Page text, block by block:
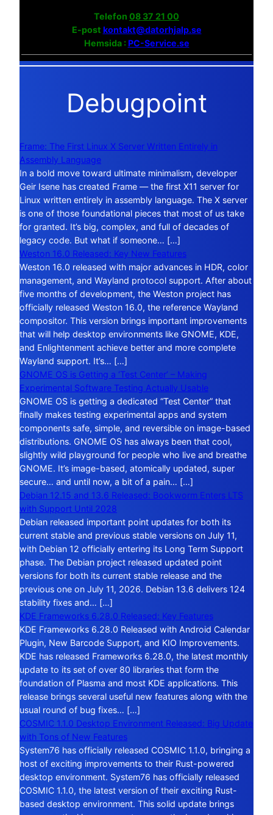
Telefon 08 37 21 00
E-post kontakt@datorhjalp.se
Hemsida :PC-Service.se
Debugpoint
Frame: The First Linux X Server Written Entirely in
Assembly Language
In a bold move toward ultimate minimalism, developer
Geir Isene has created Frame — the first X11 server for
Linux written entirely in assembly language. The X server
is one of those foundational pieces that most of us take
for granted. It’s big, complex, and full of decades of
legacy code. But what if someone… […]
Weston 16.0 Released: Key New Features
Weston 16.0 released with major advances in HDR, color
management, and Wayland protocol support. After about
five months of development, the Weston project has
officially released Weston 16.0, the reference Wayland
compositor. This version brings important improvements
that will help desktop environments like GNOME, KDE,
and Enlightenment achieve better and more complete
Wayland support. It’s… […]
GNOME OS is Getting a ‘Test Center’ – Making
Experimental Software Testing Actually Usable
GNOME OS is getting a dedicated “Test Center” that
finally makes testing experimental apps and system
components safe, simple, and reversible on image-based
distributions. GNOME OS has always been that cool,
slightly wild playground for people who live and breathe
GNOME. It’s image-based, atomically updated, super
secure… and until now, a bit of a pain… […]
Debian 12.15 and 13.6 Released: Bookworm Enters LTS
with Support Until 2028
Debian released important point updates for both its
current stable and previous stable versions on July 11,
with Debian 12 officially entering its Long Term Support
phase. The Debian project released updated point
versions for both its current stable release and the
previous one on July 11, 2026. Debian 13.6 delivers 124
stability fixes and… […]
KDE Frameworks 6.28.0 Released: Key Features
KDE Frameworks 6.28.0 Released with Android Calendar
Plugin, New Barcode Support, and KIO Improvements.
KDE has released Frameworks 6.28.0, the latest monthly
update to its set of over 80 libraries that form the
foundation of Plasma and most KDE applications. This
release brings several useful new features along with the
usual round of bug fixes… […]
COSMIC 1.1.0 Desktop Environment Released: Big Update
with Tons of New Features
System76 has officially released COSMIC 1.1.0, bringing a
host of exciting improvements to their Rust-powered
desktop environment. System76 has officially released
COSMIC 1.1.0, the latest version of their exciting Rust-
based desktop environment. This solid update brings